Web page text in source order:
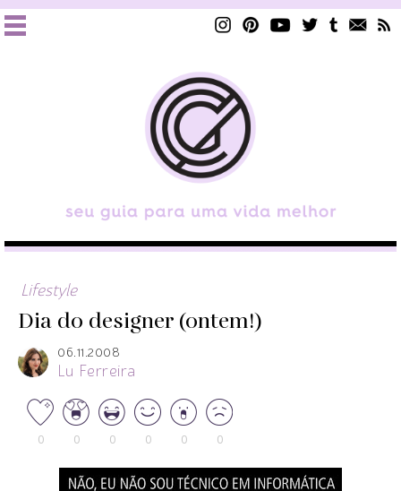
Lifestyle
Dia do designer (ontem!)
06.11.2008
Lu Ferreira
0 0 0 0 0 0